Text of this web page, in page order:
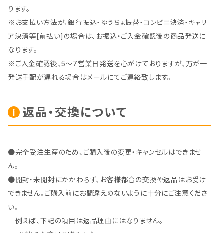
ります。
※お支払い方法が、銀行振込・ゆうちょ振替・コンビニ決済・キャリ
ア決済等[前払い]の場合は、お振込・ご入金確認後の商品発送に
なります。
※ご入金確認後、5～7営業日発送を心がけておりますが、万が一
発送手配が遅れる場合はメールにてご連絡致します。
返品・交換について
●完全受注生産のため、ご購入後の変更・キャンセルはできませ
ん。
●開封・未開封にかかわらず、お客様都合の交換や返品はお受け
できません。ご購入前にお間違えのないように十分にご注意くださ
い。
例えば、下記の項目は返品理由にはなりません。